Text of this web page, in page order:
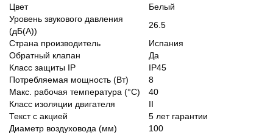
Цвет
Белый
Уровень звукового давления
(дБ(А))
26.5
Страна производитель
Испания
Обратный клапан
Да
Класс защиты IP
IP45
Потребляемая мощность (Вт)
8
Макс. рабочая температура (°С)
40
Класс изоляции двигателя
II
Текст с акцией
5 лет гарантии
Диаметр воздуховода (мм)
100